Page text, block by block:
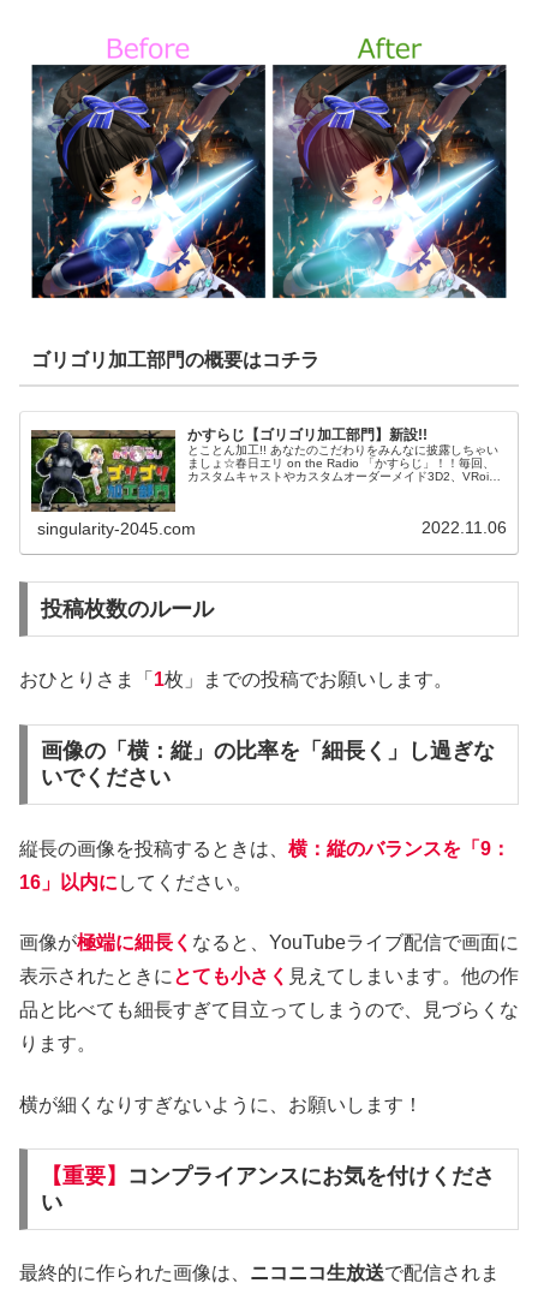
ゴリゴリ加工部門の概要はコチラ
かすらじ【ゴリゴリ加工部門】新設!!
とことん加工!! あなたのこだわりをみんなに披露しちゃい
ましょ☆春日エリ on the Radio 「かすらじ」！！毎回、
カスタムキャストやカスタムオーダーメイド3D2、VRoid
singularity-2045.com 2022.11.06
投稿枚数のルール
おひとりさま「 1枚」までの投稿でお願いします。
画像の「横：縦」の比率を「細長く」し過ぎな
いでください
縦長の画像を投稿するときは、 横：縦のバランスを「9：
16」以内に してください。
画像が極端に細長く なると、YouTubeライブ配信で画面に
表示されたときに とても小さく 見えてしまいます。他の作
品と比べても細長すぎて目立ってしまうので、見づらくな
ります。
横が細くなりすぎないように、お願いします！
【重要】
コンプライアンスにお気を付けくださ
い
最終的に作られた画像は、 ニコニコ生放送で配信されま